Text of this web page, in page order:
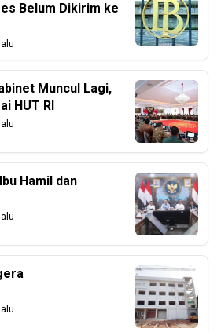
Belum Dikirim ke
Muncul Lagi,
HUT RI
Hamil dan